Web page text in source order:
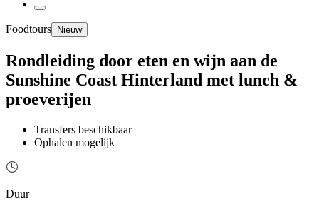
Foodtours Nieuw
Rondleiding door eten en wijn aan de
Sunshine Coast Hinterland met lunch &
proeverijen
Transfers beschikbaar
Ophalen mogelijk
Duur